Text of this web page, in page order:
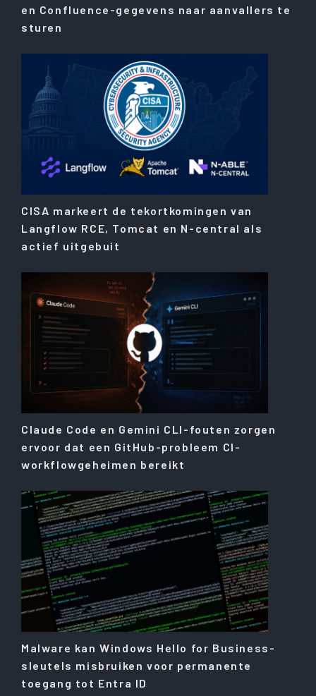
en Confluence-gegevens naar aanvallers te
sturen
CISA markeert de tekortkomingen van
Langflow RCE, Tomcat en N-central als
actief uitgebuit
Claude Code en Gemini CLI-fouten zorgen
ervoor dat een GitHub-probleem CI-
workflowgeheimen bereikt
Malware kan Windows Hello for Business-
sleutels misbruiken voor permanente
toegang tot Entra ID